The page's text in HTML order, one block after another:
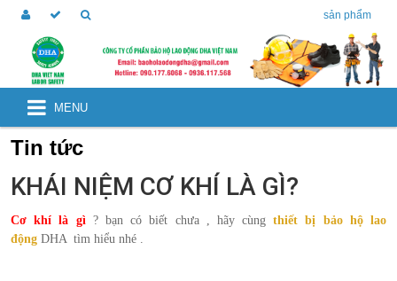
sản phẩm
MENU
Tin tức
KHÁI NIỆM CƠ KHÍ LÀ GÌ?
Cơ khí là gì? bạn có biết chưa , hãy cùngthiết bị bảo hộ lao
động DHA tìm hiểu nhé .